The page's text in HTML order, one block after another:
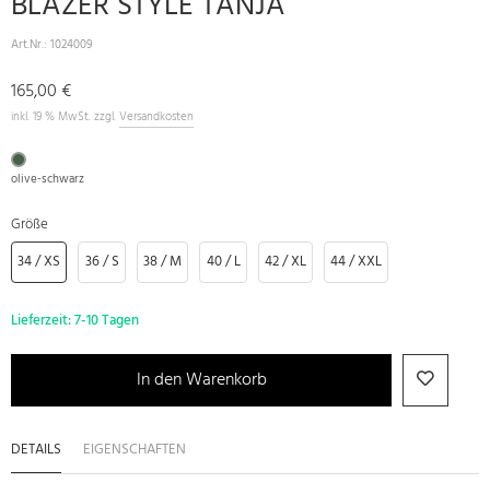
Art.Nr.: 1024009
165,00 €
inkl. 19 % MwSt. zzgl. Versandkosten
olive-schwarz
Größe
34 / XS
36 / S 38 / M 40 / L 42 / XL 44 / XXL
Lieferzeit:7-10 Tagen
In den Warenkorb
DETAILS EIGENSCHAFTEN